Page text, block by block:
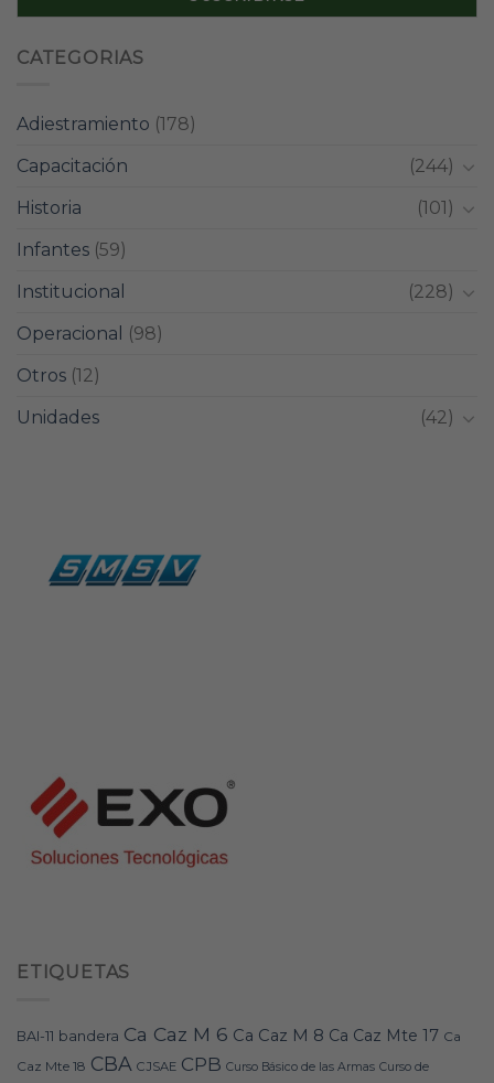
CATEGORIAS
Adiestramiento (178)
Capacitación
(244)
Historia
(101)
Infantes (59)
Institucional
(228)
Operacional
(98)
Otros (12)
Unidades
(42)
ETIQUETAS
BAI-11 bandera Ca Caz M 6 Ca Caz M 8 Ca Caz Mte 17 Ca
Caz Mte 18 CBA CJSAE CPB Curso Básico de las Armas Curso de